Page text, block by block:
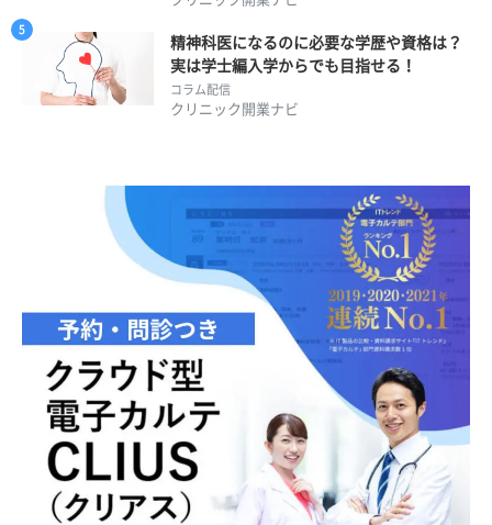
精神科医になるのに必要な学歴や資格は？
実は学士編入学からでも目指せる！
コラム配信
クリニック開業ナビ